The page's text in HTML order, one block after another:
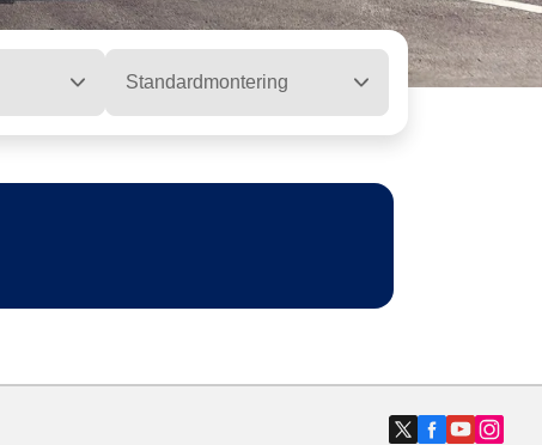
Standardmontering